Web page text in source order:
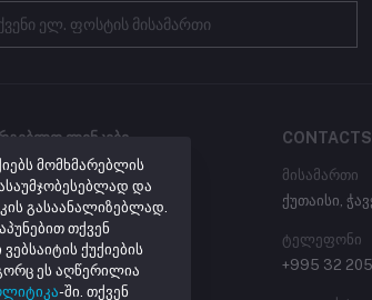
ᲚᲘᲜᲙᲔᲑᲘ
უზრუნველყოფა
შემოკლება
CONTACTS
მისამართი
ქუთაისი,
ტელეფონი
+995 32
მომხმარებლის
და
გასაანალიზებლად.
თქვენ
ქუქიების
ეს აღწერილია
-ში. თქვენ